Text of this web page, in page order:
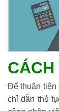
Để thuận tiện
chỉ dẫn thủ